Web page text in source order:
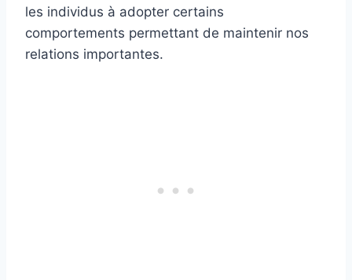
les individus à adopter certains
comportements permettant de maintenir nos
relations importantes.